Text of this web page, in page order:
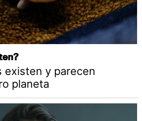
existen y parecen
planeta